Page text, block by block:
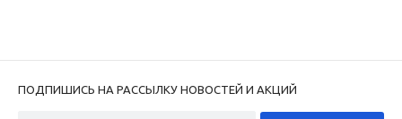
ПОДПИШИСЬ НА РАССЫЛКУ НОВОСТЕЙ И АКЦИЙ